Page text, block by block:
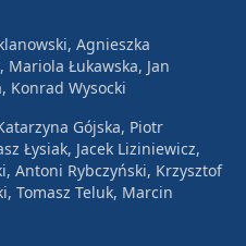
Agnieszka
Mariola Łukawska, Jan
Konrad Wysocki
Gójska, Piotr
Łysiak, Jacek Liziniewicz,
Antoni Rybczyński, Krzysztof
Tomasz Teluk, Marcin